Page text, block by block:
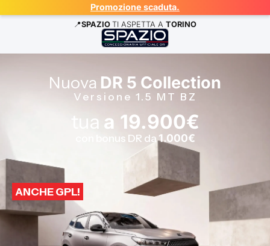
Promozione scaduta.
📍SPAZIO TI ASPETTA A TORINO
Nuova DR 5 Collection
Versione 1.5 MT BZ
tua a 19.900€
con bonus DR da1.000€
ANCHE GPL!